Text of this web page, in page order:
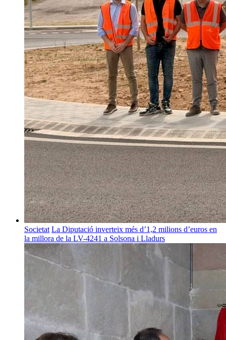
Societat La Diputació inverteix més d’1,2 milions d’euros en
la millora de la LV-4241 a Solsona i Lladurs